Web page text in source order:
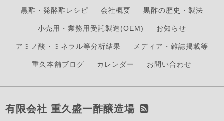
黒酢・発酵酢レシピ 会社概要 黒酢の歴史・製法
小売用・業務用受託製造(OEM) お知らせ
アミノ酸・ミネラル等分析結果 メディア・雑誌掲載等
重久本舗ブログ カレンダー お問い合わせ
有限会社 重久盛一酢醸造場